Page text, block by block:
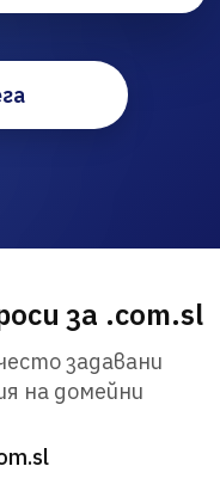
за .com.sl
задавани
на домейни